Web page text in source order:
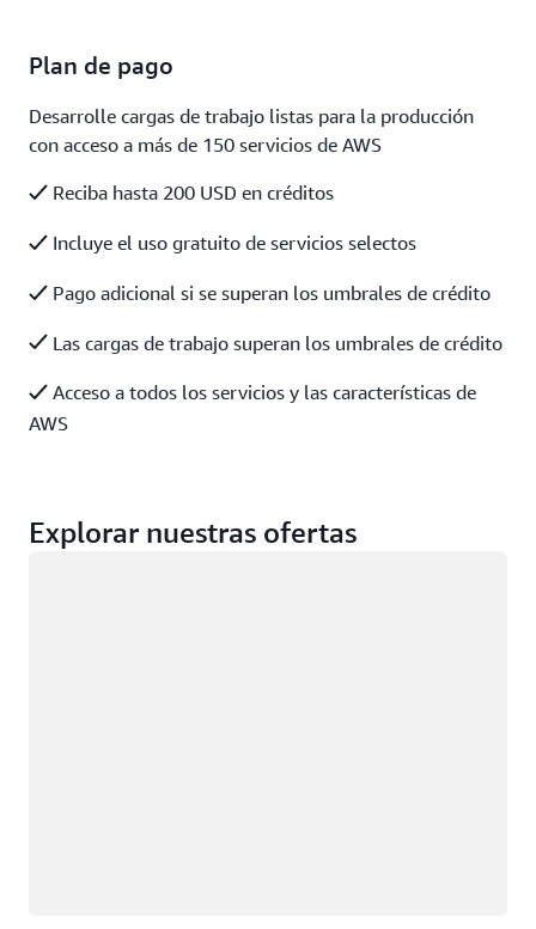
Plan de pago
Desarrolle cargas de trabajo listas para la producción
con acceso a más de 150 servicios de AWS
Reciba hasta 200 USD en créditos
Incluye el uso gratuito de servicios selectos
Pago adicional si se superan los umbrales de crédito
Las cargas de trabajo superan los umbrales de crédito
Acceso a todos los servicios y las características de
AWS
Explorar nuestras ofertas